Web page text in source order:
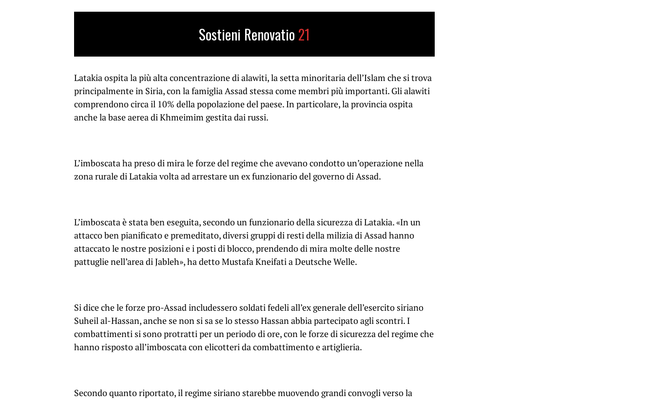
Sostieni Renovatio 21
Latakia ospita la più alta concentrazione di alawiti, la setta minoritaria dell’Islam che si trova
principalmente in Siria, con la famiglia Assad stessa come membri più importanti. Gli alawiti
comprendono circa il 10% della popolazione del paese. In particolare, la provincia ospita
anche la base aerea di Khmeimim gestita dai russi.
L’imboscata ha preso di mira le forze del regime che avevano condotto un’operazione nella
zona rurale di Latakia volta ad arrestare un ex funzionario del governo di Assad.
L’imboscata è stata ben eseguita, secondo un funzionario della sicurezza di Latakia. «In un
attacco ben pianificato e premeditato, diversi gruppi di resti della milizia di Assad hanno
attaccato le nostre posizioni e i posti di blocco, prendendo di mira molte delle nostre
pattuglie nell’area di Jableh», ha detto Mustafa Kneifati a Deutsche Welle.
Si dice che le forze pro-Assad includessero soldati fedeli all’ex generale dell’esercito siriano
Suheil al-Hassan, anche se non si sa se lo stesso Hassan abbia partecipato agli scontri. I
combattimenti si sono protratti per un periodo di ore, con le forze di sicurezza del regime che
hanno risposto all’imboscata con elicotteri da combattimento e artiglieria.
Secondo quanto riportato, il regime siriano starebbe muovendo grandi convogli verso la